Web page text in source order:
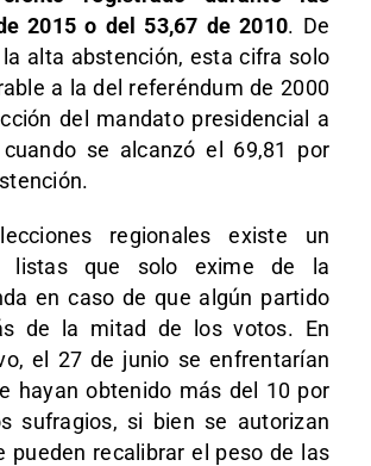
2015 o del 53,67 de 2010. De
alta abstención, esta cifra solo
a la del referéndum de 2000
del mandato presidencial a
se alcanzó el 69,81 por
regionales existe un
listas que solo exime de la
en caso de que algún partido
de la mitad de los votos. En
el 27 de junio se enfrentarían
hayan obtenido más del 10 por
sufragios, si bien se autorizan
pueden recalibrar el peso de las